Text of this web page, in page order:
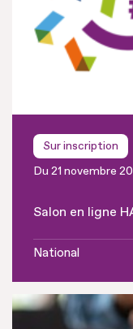
Sur inscription
Du 21 novembre
Salon en ligne
National